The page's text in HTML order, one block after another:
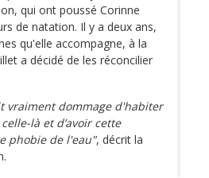
qui ont poussé Corinne
de natation. Il y a deux ans,
qu'elle accompagne, à la
a décidé de les réconcilier
vraiment dommage d'habiter
là et d’avoir cette
phobie de l'eau", décrit la